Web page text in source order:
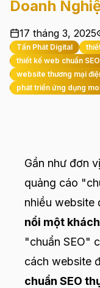
Doanh
17 tháng 3, 2025
Tấn Phát Digital
thiết kế web chuẩn SEO
website thương mại
phát triển ứng dụng
Gần như đơn
quảng cáo
nhiều website
nổi một
"chuẩn SEO"
cách website
chuẩn SEO